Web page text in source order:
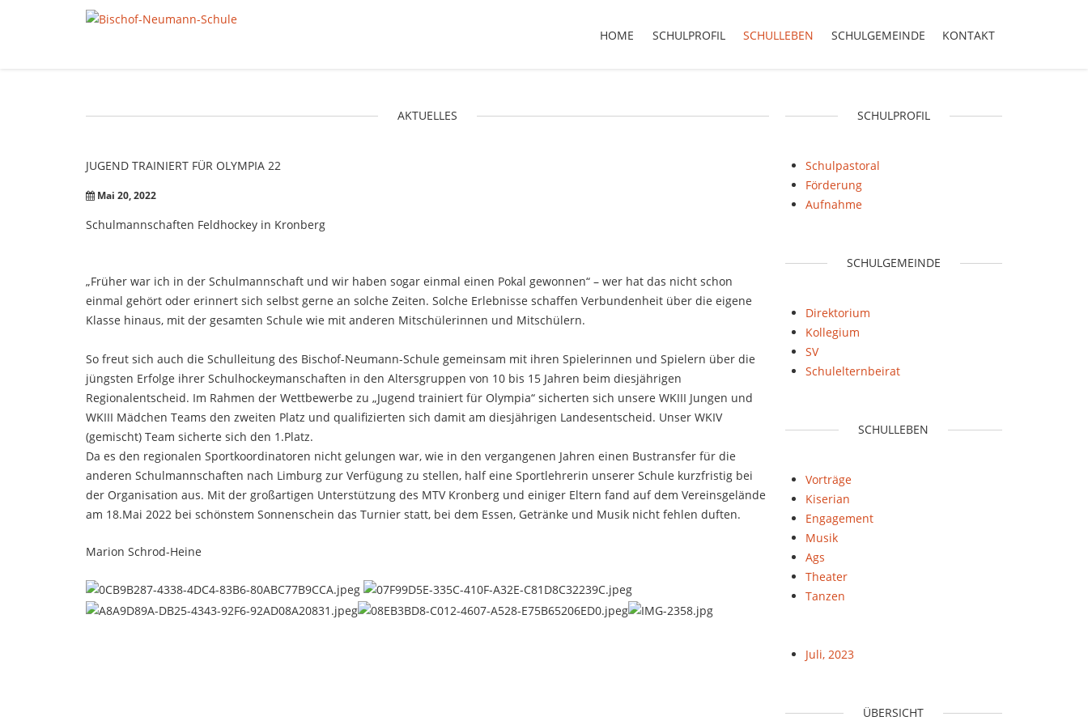
HOME SCHULPROFIL SCHULLEBEN SCHULGEMEINDE KONTAKT
AKTUELLES
JUGEND TRAINIERT FÜR OLYMPIA 22
Mai 20, 2022
Schulmannschaften Feldhockey in Kronberg
„Früher war ich in der Schulmannschaft und wir haben sogar einmal einen Pokal gewonnen“ – wer hat das nicht schon
einmal gehört oder erinnert sich selbst gerne an solche Zeiten. Solche Erlebnisse schaffen Verbundenheit über die eigene
Klasse hinaus, mit der gesamten Schule wie mit anderen Mitschülerinnen und Mitschülern.
So freut sich auch die Schulleitung des Bischof-Neumann-Schule gemeinsam mit ihren Spielerinnen und Spielern über die
jüngsten Erfolge ihrer Schulhockeymanschaften in den Altersgruppen von 10 bis 15 Jahren beim diesjährigen
Regionalentscheid. Im Rahmen der Wettbewerbe zu „Jugend trainiert für Olympia“ sicherten sich unsere WKIII Jungen und
WKIII Mädchen Teams den zweiten Platz und qualifizierten sich damit am diesjährigen Landesentscheid. Unser WKIV
(gemischt) Team sicherte sich den 1.Platz.
Da es den regionalen Sportkoordinatoren nicht gelungen war, wie in den vergangenen Jahren einen Bustransfer für die
anderen Schulmannschaften nach Limburg zur Verfügung zu stellen, half eine Sportlehrerin unserer Schule kurzfristig bei
der Organisation aus. Mit der großartigen Unterstützung des MTV Kronberg und einiger Eltern fand auf dem Vereinsgelände
am 18.Mai 2022 bei schönstem Sonnenschein das Turnier statt, bei dem Essen, Getränke und Musik nicht fehlen duften.
Marion Schrod-Heine
SCHULPROFIL
Schulpastoral
Förderung
Aufnahme
SCHULGEMEINDE
Direktorium
Kollegium
SV
Schulelternbeirat
SCHULLEBEN
Vorträge
Kiserian
Engagement
Musik
Ags
Theater
Tanzen
Juli, 2023
ÜBERSICHT